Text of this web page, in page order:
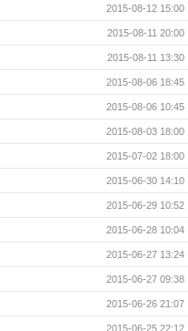
2015-08-12 15:00
2015-08-11 20:00
2015-08-11 13:30
2015-08-06 18:45
2015-08-06 10:45
2015-08-03 18:00
2015-07-02 18:00
2015-06-30 14:10
2015-06-29 10:52
2015-06-28 10:04
2015-06-27 13:24
2015-06-27 09:38
2015-06-26 21:07
2015-06-25 22:12